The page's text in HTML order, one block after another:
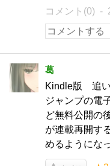
コメント(0)
葛
Kindle版 追い
ジャンプの電
ど無料公開の
が連載再開す
めるようにな